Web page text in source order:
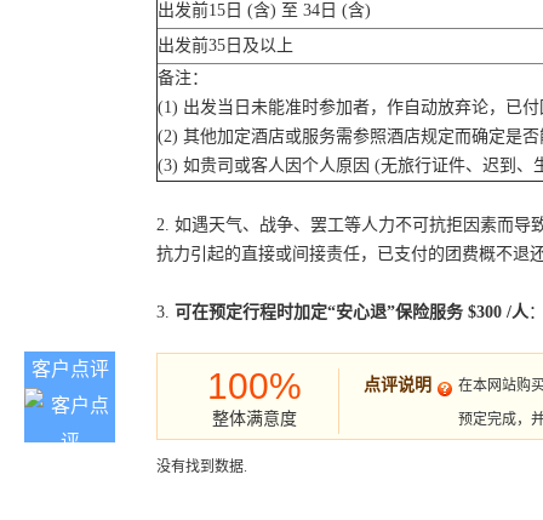
出发前15日 (含) 至 34日 (含)
出发前35日及以上
备注：
(1) 出发当日未能准时参加者，作自动放弃论，已
(2) 其他加定酒店或服务需参照酒店规定而确定是
(3) 如贵司或客人因个人原因 (无旅行证件、迟到
2. 如遇天气、战争、罢工等人力不可抗拒因素而
抗力引起的直接或间接责任，已支付的团费概不退
3. 可在预定行程时加定“安心退”保险服务 $300 /人
客户点评 100%
整体满意度
点评说明
在本网站购
预定完成，
没有找到数据.